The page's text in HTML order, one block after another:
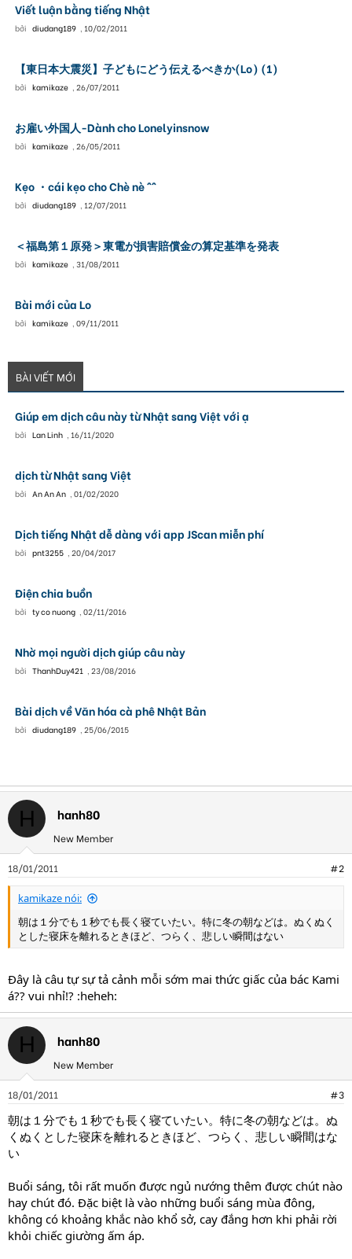
Viết luận bằng tiếng Nhật
bởi diudang189 , 10/02/2011
【東日本大震災】子どもにどう伝えるべきか(Lo) (1)
bởi kamikaze , 26/07/2011
お雇い外国人-Dành cho Lonelyinsnow
bởi kamikaze , 26/05/2011
Kẹo ・cái kẹo cho Chè nè ^^
bởi diudang189 , 12/07/2011
＜福島第１原発＞東電が損害賠償金の算定基準を発表
bởi kamikaze , 31/08/2011
Bài mới của Lo
bởi kamikaze , 09/11/2011
BÀI VIẾT MỚI
Giúp em dịch câu này từ Nhật sang Việt với ạ
bởi Lan Linh , 16/11/2020
dịch từ Nhật sang Việt
bởi An An An , 01/02/2020
Dịch tiếng Nhật dễ dàng với app JScan miễn phí
bởi pnt3255 , 20/04/2017
Điện chia buồn
bởi ty co nuong , 02/11/2016
Nhờ mọi người dịch giúp câu này
bởi ThanhDuy421 , 23/08/2016
Bài dịch về Văn hóa cà phê Nhật Bản
bởi diudang189 , 25/06/2015
H hanh80
New Member
18/01/2011 #2
kamikaze nói:
朝は１分でも１秒でも長く寝ていたい。特に冬の朝などは。ぬくぬく
とした寝床を離れるときほど、つらく、悲しい瞬間はない
Đây là câu tự sự tả cảnh mỗi sớm mai thức giấc của bác Kami
á?? vui nhỉ!? :heheh:
H hanh80
New Member
18/01/2011 #3
朝は１分でも１秒でも長く寝ていたい。特に冬の朝などは。ぬ
くぬくとした寝床を離れるときほど、つらく、悲しい瞬間はな
い
Buổi sáng, tôi rất muốn được ngủ nướng thêm được chút nào
hay chút đó. Đặc biệt là vào những buổi sáng mùa đông,
không có khoảng khắc nào khổ sở, cay đắng hơn khi phải rời
khỏi chiếc giường ấm áp.